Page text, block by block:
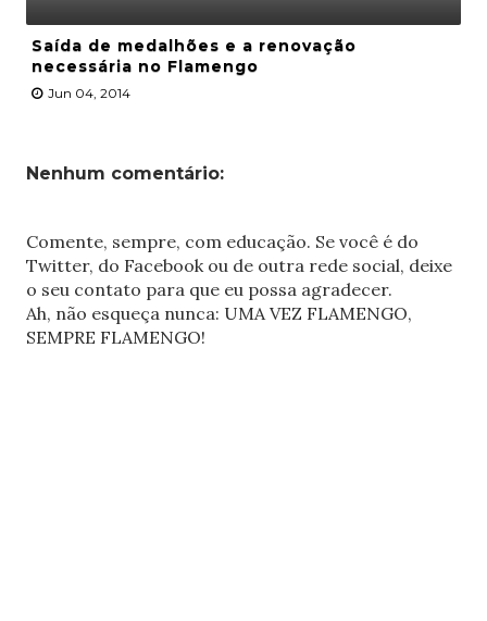
Saída de medalhões e a renovação
necessária no Flamengo
Jun 04, 2014
Nenhum comentário:
Comente, sempre, com educação. Se você é do
Twitter, do Facebook ou de outra rede social, deixe
o seu contato para que eu possa agradecer.
Ah, não esqueça nunca: UMA VEZ FLAMENGO,
SEMPRE FLAMENGO!